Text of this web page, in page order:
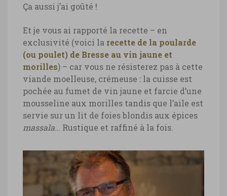
Ça aussi j’ai goûté !
Et je vous ai rapporté la recette – en
exclusivité (voici la recette de la poularde
(ou poulet) de Bresse au vin jaune et
morilles) – car vous ne résisterez pas à cette
viande moelleuse, crémeuse : la cuisse est
pochée au fumet de vin jaune et farcie d’une
mousseline aux morilles tandis que l’aile est
servie sur un lit de foies blondis aux épices
massala … Rustique et raffiné à la fois.